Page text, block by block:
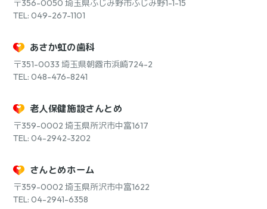
〒356-0050 埼玉県ふじみ野市ふじみ野1-1-15
TEL: 049-267-1101
あさか虹の歯科
〒351-0033 埼玉県朝霞市浜崎724-2
TEL: 048-476-8241
老人保健施設さんとめ
〒359-0002 埼玉県所沢市中富1617
TEL: 04-2942-3202
さんとめホーム
〒359-0002 埼玉県所沢市中富1622
TEL: 04-2941-6358